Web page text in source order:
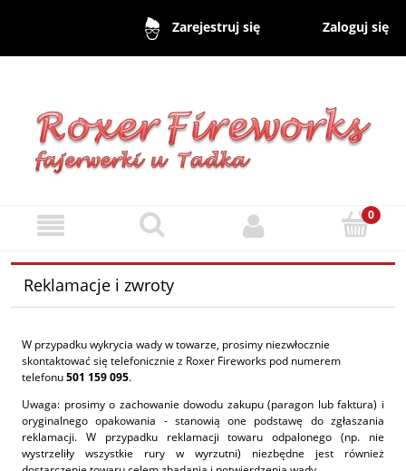
Zarejestruj się Zaloguj się
Reklamacje i zwroty
W przypadku wykrycia wady w towarze, prosimy niezwłocznie
skontaktować się telefonicznie z Roxer Fireworks pod numerem
telefonu501 159 095.
Uwaga: prosimy o zachowanie dowodu zakupu (paragon lub faktura) i
oryginalnego opakowania - stanowią one podstawę do zgłaszania
reklamacji. W przypadku reklamacji towaru odpalonego (np. nie
wystrzeliły wszystkie rury w wyrzutni) niezbędne jest również